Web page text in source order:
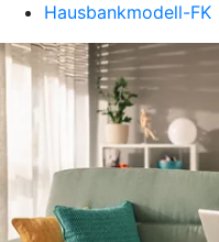
Hausbankmodell-FK